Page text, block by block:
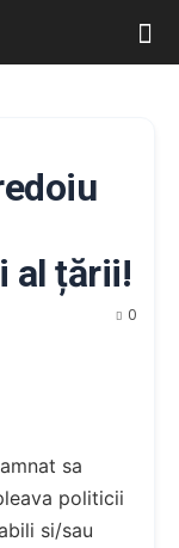
al țării!
0
sa
politicii
si/sau